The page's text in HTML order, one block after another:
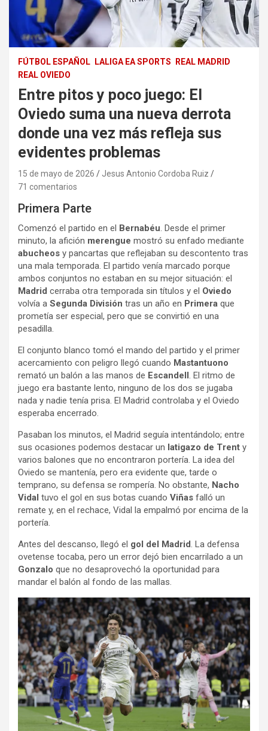
FÚTBOL ESPAÑOL LALIGA EA SPORTS
REAL MADRID
REAL OVIEDO
Entre pitos y poco juego: El
Oviedo suma una nueva derrota
donde una vez más refleja sus
evidentes problemas
15 de mayo de 2026
Jesus Antonio Cordoba Ruiz
71 comentarios
Primera Parte
Comenzó el partido en el Bernabéu. Desde el primer
minuto, la afición merengue mostró su enfado mediante
abucheos y pancartas que reflejaban su descontento tras
una mala temporada. El partido venía marcado porque
ambos conjuntos no estaban en su mejor situación: el
Madrid cerraba otra temporada sin títulos y el Oviedo
volvía a Segunda División tras un año en Primera que
prometía ser especial, pero que se convirtió en una
pesadilla.
El conjunto blanco tomó el mando del partido y el primer
acercamiento con peligro llegó cuando Mastantuono
remató un balón a las manos de Escandell . El ritmo de
juego era bastante lento, ninguno de los dos se jugaba
nada y nadie tenía prisa. El Madrid controlaba y el Oviedo
esperaba encerrado.
Pasaban los minutos, el Madrid seguía intentándolo; entre
sus ocasiones podemos destacar un latigazo de Trent y
varios balones que no encontraron portería. La idea del
Oviedo se mantenía, pero era evidente que, tarde o
temprano, su defensa se rompería. No obstante, Nacho
Vidal tuvo el gol en sus botas cuando Viñas falló un
remate y, en el rechace, Vidal la empalmó por encima de la
portería.
Antes del descanso, llegó el gol del Madrid. La defensa
ovetense tocaba, pero un error dejó bien encarrilado a un
Gonzalo que no desaprovechó la oportunidad para
mandar el balón al fondo de las mallas.